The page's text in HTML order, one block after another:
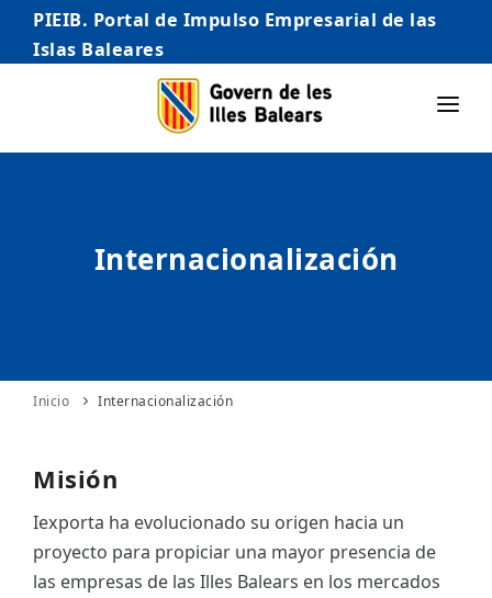
PIEIB. Portal de Impulso Empresarial de las
Islas Baleares
INICIO
AUTÓNOMO/AUTÓNOMA
INTERNACIONALIZACIÓN
ES
CAT
Internacionalización
Inicio Internacionalización
Misión
Iexporta ha evolucionado su origen hacia un
proyecto para propiciar una mayor presencia de
las empresas de las Illes Balears en los mercados